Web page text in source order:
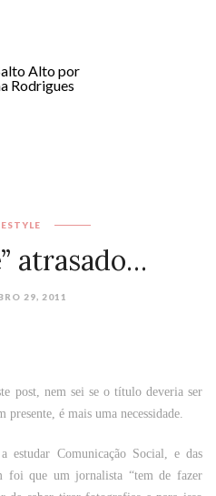
atrasado…
29, 2011
post, nem sei se o título deveria ser
presente, é mais uma necessidade.
Comunicação Social, e das
foi que um jornalista “tem de fazer